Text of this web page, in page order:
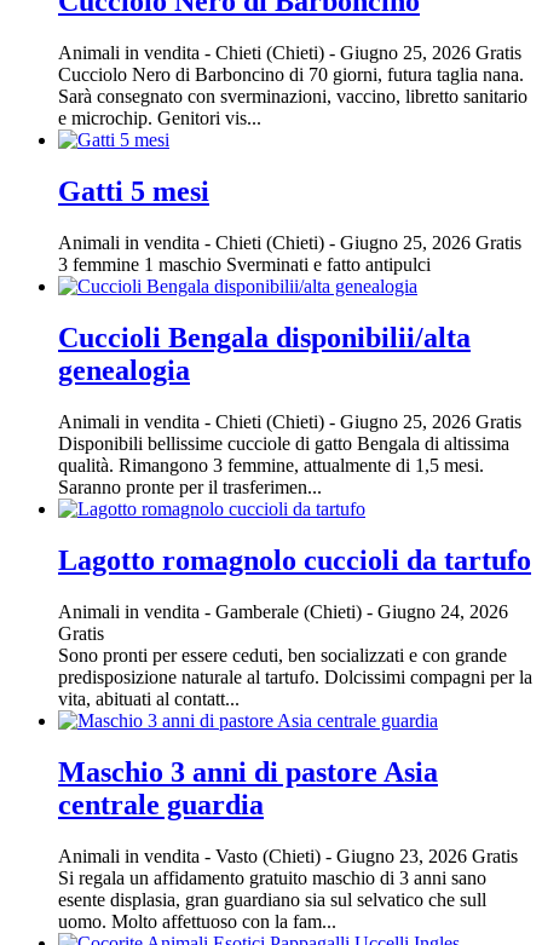
Animali in vendita - Chieti (Chieti) - Giugno 25, 2026 Gratis
Cucciolo Nero di Barboncino di 70 giorni, futura taglia nana.
Sarà consegnato con sverminazioni, vaccino, libretto sanitario
e microchip. Genitori vis...
Gatti 5 mesi
Animali in vendita - Chieti (Chieti) - Giugno 25, 2026 Gratis
3 femmine 1 maschio Sverminati e fatto antipulci
Cuccioli Bengala disponibilii/alta
genealogia
Animali in vendita - Chieti (Chieti) - Giugno 25, 2026 Gratis
Disponibili bellissime cucciole di gatto Bengala di altissima
qualità. Rimangono 3 femmine, attualmente di 1,5 mesi.
Saranno pronte per il trasferimen...
Lagotto romagnolo cuccioli da tartufo
Animali in vendita - Gamberale (Chieti) - Giugno 24, 2026
Gratis
Sono pronti per essere ceduti, ben socializzati e con grande
predisposizione naturale al tartufo. Dolcissimi compagni per la
vita, abituati al contatt...
Maschio 3 anni di pastore Asia
centrale guardia
Animali in vendita - Vasto (Chieti) - Giugno 23, 2026 Gratis
Si regala un affidamento gratuito maschio di 3 anni sano
esente displasia, gran guardiano sia sul selvatico che sull
uomo. Molto affettuoso con la fam...